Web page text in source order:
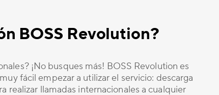
BOSS Revolution?
¡No busques más! BOSS Revolution es
fácil empezar a utilizar el servicio: descarga
realizar llamadas internacionales a cualquier